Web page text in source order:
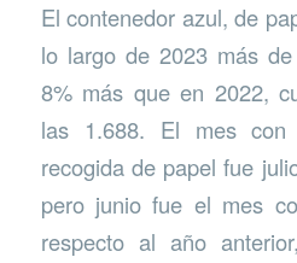
El contenedor azul, de
lo largo de 2023 más
8% más que en 2022,
las 1.688. El mes con
recogida de papel fue
pero junio fue el mes
respecto al año